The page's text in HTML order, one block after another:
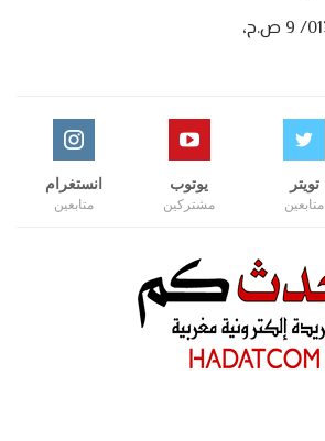
تويتر
متابعين
يوتوب
مشتركين
انستغرام
متابعين